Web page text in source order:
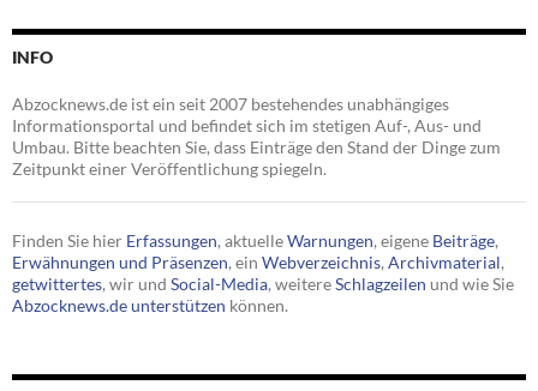
INFO
Abzocknews.de ist ein seit 2007 bestehendes unabhängiges
Informationsportal und befindet sich im stetigen Auf-, Aus- und
Umbau. Bitte beachten Sie, dass Einträge den Stand der Dinge zum
Zeitpunkt einer Veröffentlichung spiegeln.
Finden Sie hier Erfassungen, aktuelleWarnungen, eigene Beiträge,
Erwähnungen und Präsenzen, ein Webverzeichnis, Archivmaterial,
getwittertes, wir und Social-Media, weitereSchlagzeilen und wie Sie
Abzocknews.de unterstützen können.